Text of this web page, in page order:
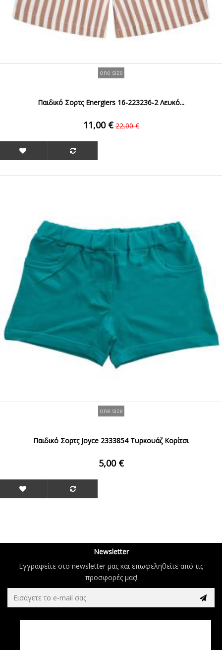
one size
Παιδικό Σορτς Energiers 16-223236-2 Λευκό...
11,00 € 22,00 €
one size
Παιδικό Σορτς Joyce 2333854 Τυρκουάζ Κορίτσι
5,00 €
Newsletter
Εγγραφείτε στο newsletter μας και επωφεληθείτε από τις
προσφορές μας!